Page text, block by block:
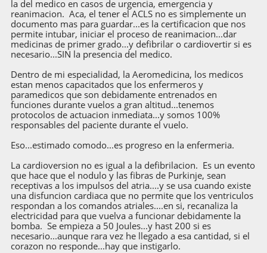
la del medico en casos de urgencia, emergencia y
reanimacion. Aca, el tener el ACLS no es simplemente un
documento mas para guardar...es la certificacion que nos
permite intubar, iniciar el proceso de reanimacion...dar
medicinas de primer grado...y defibrilar o cardiovertir si es
necesario...SIN la presencia del medico.
Dentro de mi especialidad, la Aeromedicina, los medicos
estan menos capacitados que los enfermeros y
paramedicos que son debidamente entrenados en
funciones durante vuelos a gran altitud...tenemos
protocolos de actuacion inmediata...y somos 100%
responsables del paciente durante el vuelo.
Eso...estimado comodo...es progreso en la enfermeria.
La cardioversion no es igual a la defibrilacion. Es un evento
que hace que el nodulo y las fibras de Purkinje, sean
receptivas a los impulsos del atria....y se usa cuando existe
una disfuncion cardiaca que no permite que los ventriculos
respondan a los comandos atriales....en si, recanaliza la
electricidad para que vuelva a funcionar debidamente la
bomba. Se empieza a 50 Joules...y hast 200 si es
necesario...aunque rara vez he llegado a esa cantidad, si el
corazon no responde...hay que instigarlo.